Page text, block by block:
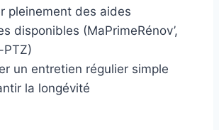
pleinement des aides
disponibles (MaPrimeRénov’,
PTZ)
un entretien régulier simple
la longévité